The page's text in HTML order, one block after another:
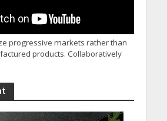
progressive markets rather than
products. Collaboratively